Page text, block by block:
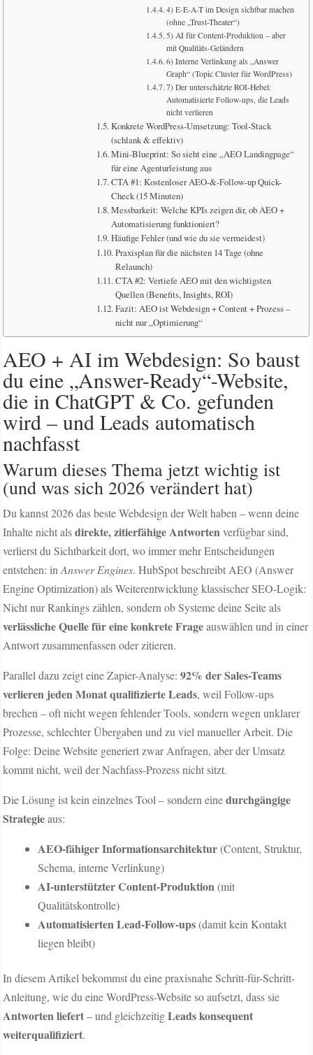
4) E-E-A-T im Design sichtbar machen
(ohne „Trust-Theater“)
5) AI für Content-Produktion – aber
mit Qualitäts-Geländern
6) Interne Verlinkung als „Answer
Graph“ (Topic Cluster für WordPress)
7) Der unterschätzte ROI-Hebel:
Automatisierte Follow-ups, die Leads
nicht verlieren
Konkrete WordPress-Umsetzung: Tool-Stack
(schlank & effektiv)
Mini-Blueprint: So sieht eine „AEO Landingpage“
für eine Agenturleistung aus
CTA #1: Kostenloser AEO-&-Follow-up Quick-
Check (15 Minuten)
Messbarkeit: Welche KPIs zeigen dir, ob AEO +
Automatisierung funktioniert?
Häufige Fehler (und wie du sie vermeidest)
Praxisplan für die nächsten 14 Tage (ohne
Relaunch)
CTA #2: Vertiefe AEO mit den wichtigsten
Quellen (Benefits, Insights, ROI)
Fazit: AEO ist Webdesign + Content + Prozess –
nicht nur „Optimierung“
AEO + AI im Webdesign: So baust
du eine „Answer-Ready“-Website,
die in ChatGPT & Co. gefunden
wird – und Leads automatisch
nachfasst
Warum dieses Thema jetzt wichtig ist
(und was sich 2026 verändert hat)
Du kannst 2026 das beste Webdesign der Welt haben – wenn deine
Inhalte nicht alsdirekte, zitierfähige Antwortenverfügbar sind,
verlierst du Sichtbarkeit dort, wo immer mehr Entscheidungen
entstehen: inAnswer Engines. HubSpot beschreibt AEO (Answer
Engine Optimization) als Weiterentwicklung klassischer SEO-Logik:
Nicht nur Rankings zählen, sondern ob Systeme deine Seite als
verlässliche Quelle für eine konkrete Frageauswählen und in einer
Antwort zusammenfassen oder zitieren.
Parallel dazu zeigt eine Zapier-Analyse:92% der Sales-Teams
verlieren jeden Monat qualifizierte Leads, weil Follow-ups
brechen – oft nicht wegen fehlender Tools, sondern wegen unklarer
Prozesse, schlechter Übergaben und zu viel manueller Arbeit. Die
Folge: Deine Website generiert zwar Anfragen, aber der Umsatz
kommt nicht, weil der Nachfass-Prozess nicht sitzt.
Die Lösung ist kein einzelnes Tool – sondern einedurchgängige
Strategieaus:
AEO-fähiger Informationsarchitektur(Content, Struktur,
Schema, interne Verlinkung)
AI-unterstützter Content-Produktion(mit
Qualitätskontrolle)
Automatisierten Lead-Follow-ups(damit kein Kontakt
liegen bleibt)
In diesem Artikel bekommst du eine praxisnahe Schritt-für-Schritt-
Anleitung, wie du eine WordPress-Website so aufsetzt, dass sie
Antworten liefert– und gleichzeitigLeads konsequent
weiterqualifiziert.